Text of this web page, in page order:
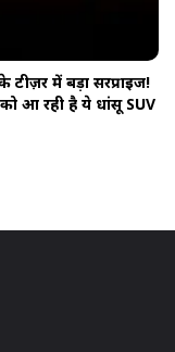
टीज़र में बड़ा सरप्राइज!
आ रही है ये धांसू SUV